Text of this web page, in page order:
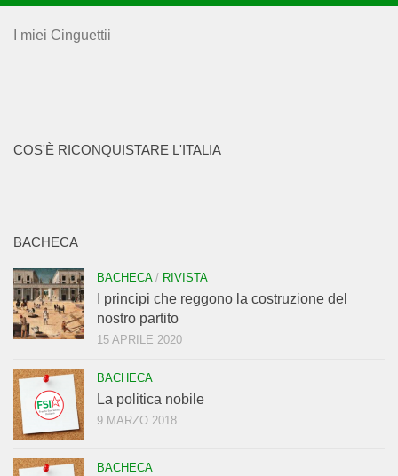
I miei Cinguettii
COS'È RICONQUISTARE L'ITALIA
BACHECA
BACHECA/ RIVISTA
I principi che reggono la costruzione del
nostro partito
15 APRILE 2020
BACHECA
La politica nobile
9 MARZO 2018
BACHECA